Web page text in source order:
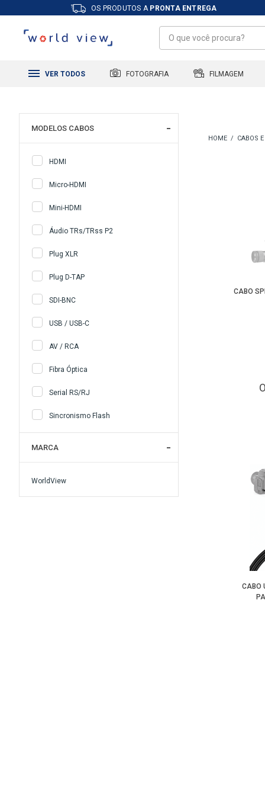
OS PRODUTOS A PRONTA ENTREGA
VER TODOS FOTOGRAFIA FILMAGEM
MODELOS CABOS
HDMI
Micro-HDMI
Mini-HDMI
Áudio TRs/TRss P2
Plug XLR
Plug D-TAP
SDI-BNC
USB / USB-C
AV / RCA
Fibra Óptica
Serial RS/RJ
Sincronismo Flash
MARCA
WorldView
CABOS
CABO
CABO